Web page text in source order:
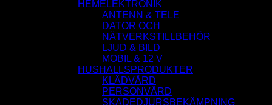
HEMELEKTRONIK
ANTENN & TELE
DATOR OCH
NÄTVERKSTILLBEHÖR
LJUD & BILD
MOBIL & 12 V
HUSHALLSPRODUKTER
KLÄDVÅRD
PERSONVÅRD
SKADEDJURSBEKÄMPNING